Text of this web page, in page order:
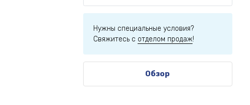
Нужны специальные условия?
Свяжитесь с отделом продаж!
Обзор